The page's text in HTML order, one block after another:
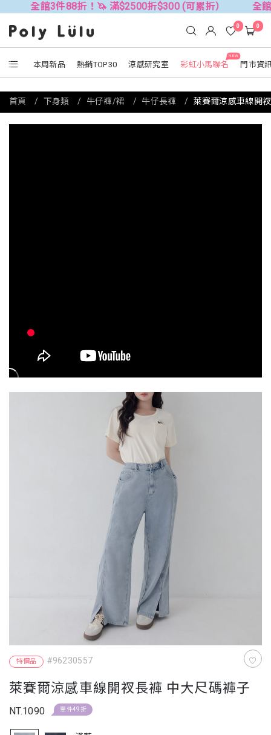
館3件88折！🦄 滿$2500折$300 (可累折） 全館3件88
本周新品 熱銷TOP30 涼感研究室
NEW
彩虹小馬聯名 門市資
0 0
特價品 #96230557
萊賽爾涼感車線開衩長褲 中大尺碼褲子
NT.1090 單件49折
首頁 下身類 牛仔褲/裙 牛仔長褲 萊賽爾涼感車線開